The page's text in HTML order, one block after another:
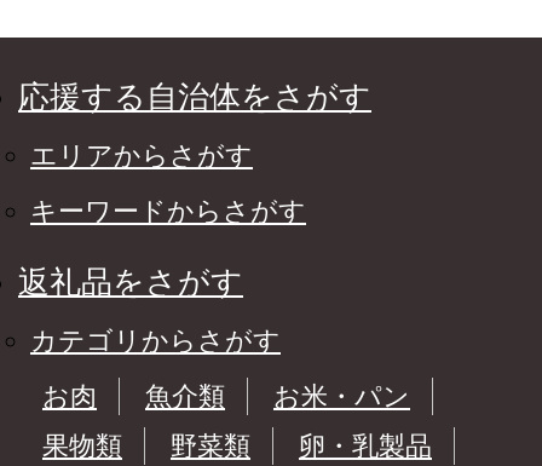
応援する自治体をさがす
エリアからさがす
キーワードからさがす
返礼品をさがす
カテゴリからさがす
お肉
魚介類
お米・パン
果物類
野菜類
卵・乳製品